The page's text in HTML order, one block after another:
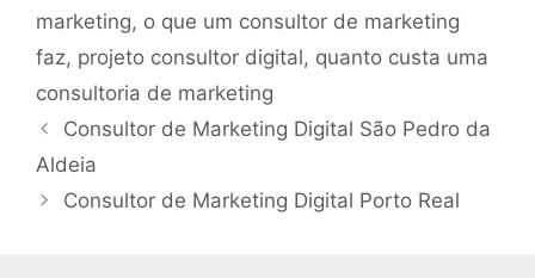
marketing, o que um consultor de marketing
faz, projeto consultor digital, quanto custa uma
consultoria de marketing
Consultor de Marketing Digital São Pedro da
Aldeia
Consultor de Marketing Digital Porto Real